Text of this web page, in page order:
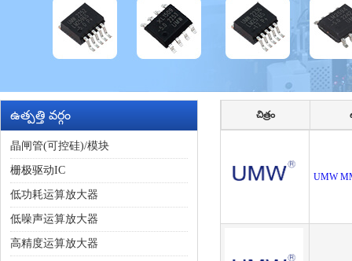
ఉత్పత్తి వర్గం
晶闸管(可控硅)/模块
栅极驱动IC
低功耗运算放大器
低噪声运算放大器
高精度运算放大器
చిత్రం
UMW